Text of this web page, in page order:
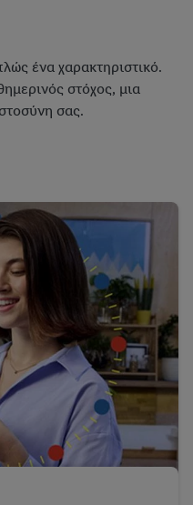
ένα χαρακτηριστικό.
στόχος, μια
σας.